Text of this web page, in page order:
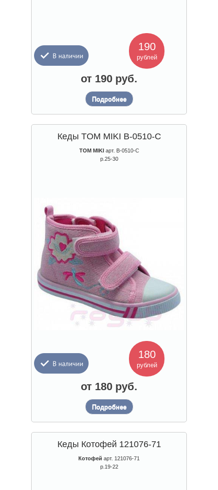
190
рублей
от 190 руб.
Подробнее
Кеды TOM MIKI B-0510-C
TOM MIKI арт. B-0510-C
р.25-30
180
рублей
от 180 руб.
Подробнее
Кеды Котофей 121076-71
Котофей арт. 121076-71
р.19-22